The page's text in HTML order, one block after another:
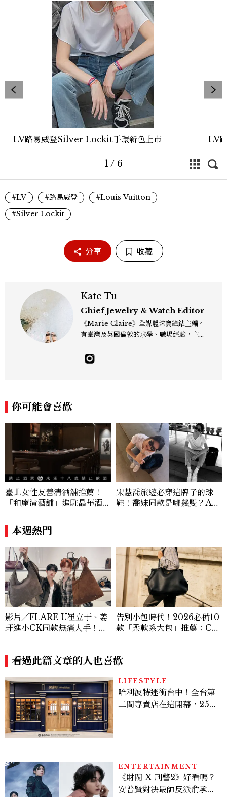
LV路易威登Silver Lockit手環新色上市 LV
1 / 6
#LV #路易威登
#Louis Vuitton
#Silver Lockit
分享 收藏
Kate Tu
Chief Jewelry & Watch Editor
《Marie Claire》全媒體珠寶鐘錶主編。
有臺灣及英國倫敦的求學、職場經驗，主修
佳人》編輯工作內容，包括錶展等國際活動
採訪、珠寶市場動態等專題，及視覺拍攝執
你可能會喜歡
臺北女性友善清酒舖推薦！
「和庵清酒舖」進駐晶華酒
180元起輕鬆微醺
宋慧喬旅遊必穿這牌子的球
鞋！喬妹同款是哪幾雙？AU
本週熱門
影片／FLARE U崔立于、姜
玗進小CK同款無痛入手！身
告別小包時代！2026必備10
款「柔軟系大包」推薦：Ch
看過此篇文章的人也喜歡
LIFESTYLE
哈利波特迷衝台中！全台第
二間專賣店在這開幕，25週
ENTERTAINMENT
《財閥 X 刑警2》好看嗎？
安普賢對決最帥反派俞承